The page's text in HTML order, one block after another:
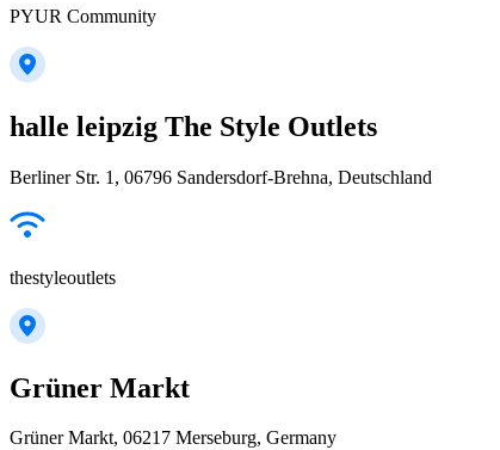
PYUR Community
halle leipzig The Style Outlets
Berliner Str. 1, 06796 Sandersdorf-Brehna, Deutschland
thestyleoutlets
Grüner Markt
Grüner Markt, 06217 Merseburg, Germany